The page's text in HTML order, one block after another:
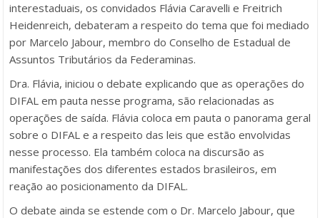
interestaduais, os convidados Flávia Caravelli e Freitrich
Heidenreich, debateram a respeito do tema que foi mediado
por Marcelo Jabour, membro do Conselho de Estadual de
Assuntos Tributários da Federaminas.
Dra. Flávia, iniciou o debate explicando que as operações do
DIFAL em pauta nesse programa, são relacionadas as
operações de saída. Flávia coloca em pauta o panorama geral
sobre o DIFAL e a respeito das leis que estão envolvidas
nesse processo. Ela também coloca na discursão as
manifestações dos diferentes estados brasileiros, em
reação ao posicionamento da DIFAL.
O debate ainda se estende com o Dr. Marcelo Jabour, que